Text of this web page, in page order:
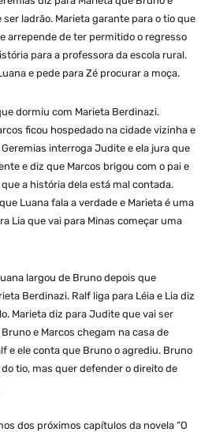
ser ladrão. Marieta garante para o tio que
arrepende de ter permitido o regresso
para a professora da escola rural.
e pede para Zé procurar a moça.
dormiu com Marieta Berdinazi.
ficou hospedado na cidade vizinha e
interroga Judite e ela jura que
e diz que Marcos brigou com o pai e
a história dela está mal contada.
Luana fala a verdade e Marieta é uma
Lia que vai para Minas começar uma
largou de Bruno depois que
Berdinazi. Ralf liga para Léia e Lia diz
Marieta diz para Judite que vai ser
e Marcos chegam na casa de
e ele conta que Bruno o agrediu. Bruno
tio, mas quer defender o direito de
dos próximos capítulos da novela “O